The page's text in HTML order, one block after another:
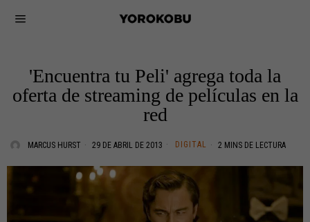
'Encuentra tu Peli' agrega toda la
oferta de streaming de películas en la
red
MARCUS HURST 29 DE ABRIL DE 2013 DIGITAL 2 MINS DE LECTURA